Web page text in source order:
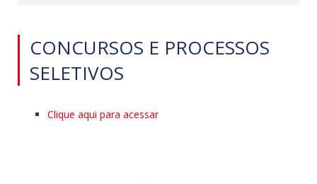
CONCURSOS E PROCESSOS
SELETIVOS
Clique aqui para acessar